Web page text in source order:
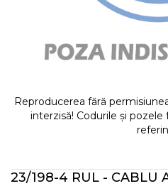
Reproducerea fără
interzisă! Codurile și
23/198-4 RUL - CABLU